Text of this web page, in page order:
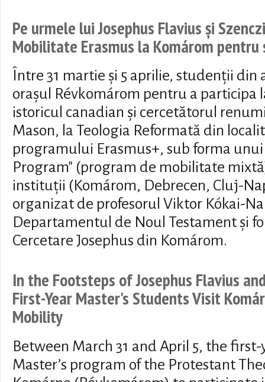
Pe urmele lui Josephus Flavius și
Mobilitate Erasmus la Komárom
Între 31 martie și 5 aprilie, studenții
orașul Révkomárom pentru a participa
istoricul canadian și cercetătorul
Mason, la Teologia Reformată din
programului Erasmus+, sub forma
Program" (program de mobilitate
instituții (Komárom, Debrecen, Cluj-
organizat de profesorul Viktor Kókai-
Departamentul de Noul Testament și
Cercetare Josephus din Komárom.
In the Footsteps of Josephus Flavius
First-Year Master's Students Visit
Mobility
Between March 31 and April 5, the
Master’s program of the Protestant